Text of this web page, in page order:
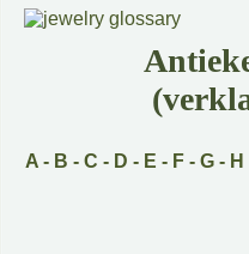
A - B - C - D - E - F - G - H